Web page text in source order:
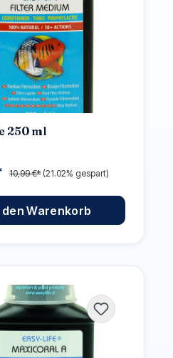
250 ml
10,99 €* (21.02% gespart)
den Warenkorb